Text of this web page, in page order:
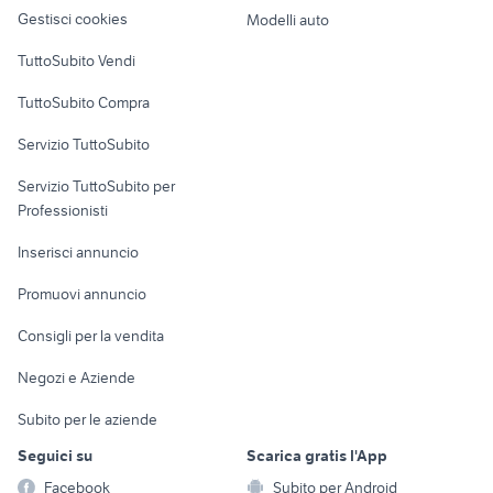
Informatica
Console e
Fotografia
Telefonia
Biciclette
Gestisci cookies
TuttoSubito Vendi
TuttoSubito Compra
Servizio TuttoSubito
Servizio TuttoSubito per
Professionisti
Inserisci annuncio
Promuovi annuncio
Consigli per la vendita
Negozi e Aziende
Subito per le aziende
Modelli auto
Seguici su
Facebook
Scarica gratis l'App
Subito per Android